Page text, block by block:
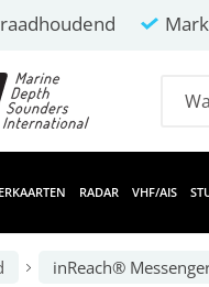
RADAR VHF/AIS
inReach®